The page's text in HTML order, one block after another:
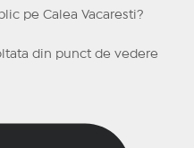
pe Calea Vacaresti?
din punct de vedere